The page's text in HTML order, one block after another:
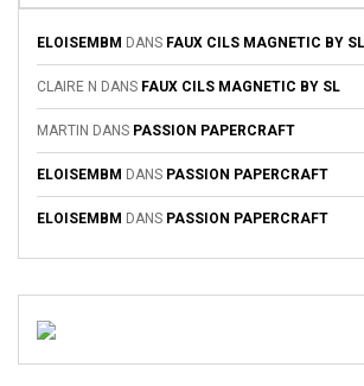
ELOISEMBM DANS FAUX CILS MAGNETIC BY SL
CLAIRE N DANS FAUX CILS MAGNETIC BY SL
MARTIN DANS PASSION PAPERCRAFT
ELOISEMBM DANS PASSION PAPERCRAFT
ELOISEMBM DANS PASSION PAPERCRAFT